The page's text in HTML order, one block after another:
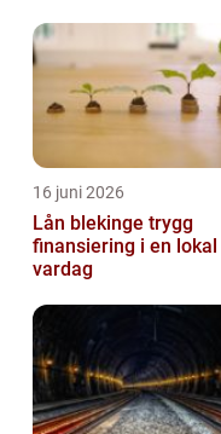
16 juni 2026
Lån blekinge trygg
finansiering i en lokal
vardag